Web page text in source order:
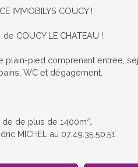
IMMOBILYS COUCY !
COUCY LE CHATEAU !
plain-pied comprenant entrée,
WC et dégagement.
de plus de 1400m².
MICHEL au 07.49.35.50.51